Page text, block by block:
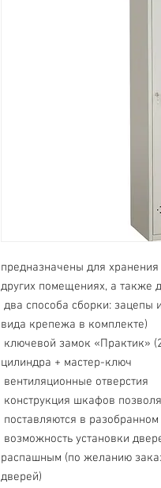
предназначены для
других помещениях, а также
вида крепежа в комплекте)
цилиндра + мастер-ключ
вентиляционные отверстия
конструкция шкафов
поставляются в
распашным (по желанию
дверей)